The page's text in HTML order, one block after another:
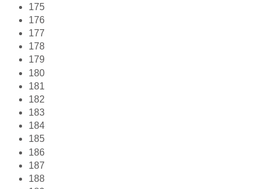
175
176
177
178
179
180
181
182
183
184
185
186
187
188